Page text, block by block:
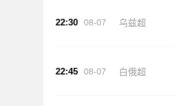
22:30 08-07 乌兹超
22:45 08-07 白俄超